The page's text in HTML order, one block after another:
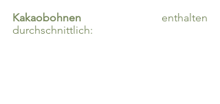
Kakaobohnen enthalten
durchschnittlich: